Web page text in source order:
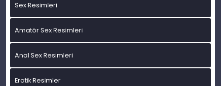
Sex Resimleri
Amatör Sex Resimleri
Anal Sex Resimleri
Erotik Resimler